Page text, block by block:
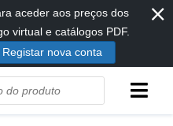
aceder aos preços dos
virtual e catálogos PDF.
Registar nova conta
⨯